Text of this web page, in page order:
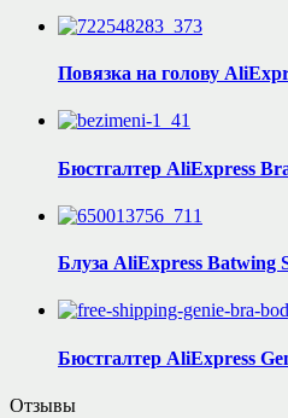
Повязка на голову
Бюстгалтер AliExpress
Блуза AliExpress Batwing
Бюстгалтер AliExpress
Отзывы